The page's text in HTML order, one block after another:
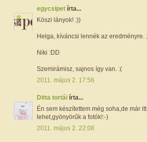
egycsipet írta...
Köszi lányok! :))
Helga, kíváncsi lennék az eredményre.
Niki :DD
Szemirámisz, sajnos így van. :(
2011. május 2. 17:56
Ditta tortái írta...
Én sem készítettem még soha,de már
lehet,gyönyörűk a fotók!:-)
2011. május 2. 22:08